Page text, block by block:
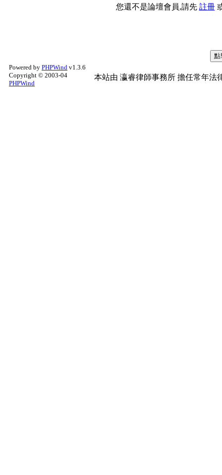
您還不是論壇會員,請先 註冊
Powered by PHPWind v1.3.6
Copyright © 2003-04
PHPWind
本站由 瀛睿律師事務所 擔任常年法